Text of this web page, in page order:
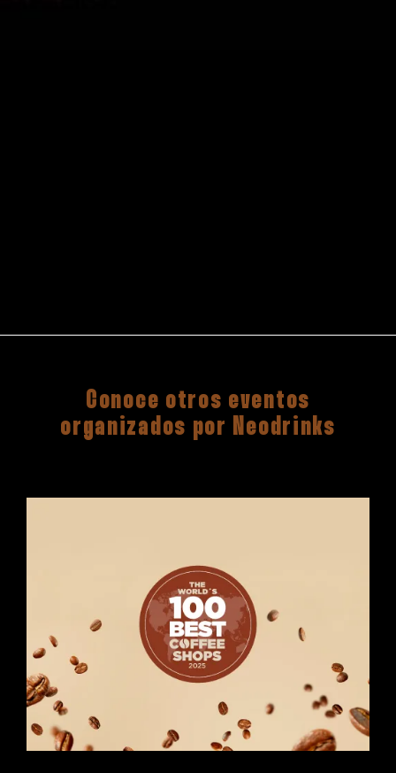
Conoce otros eventos
organizados por Neodrinks